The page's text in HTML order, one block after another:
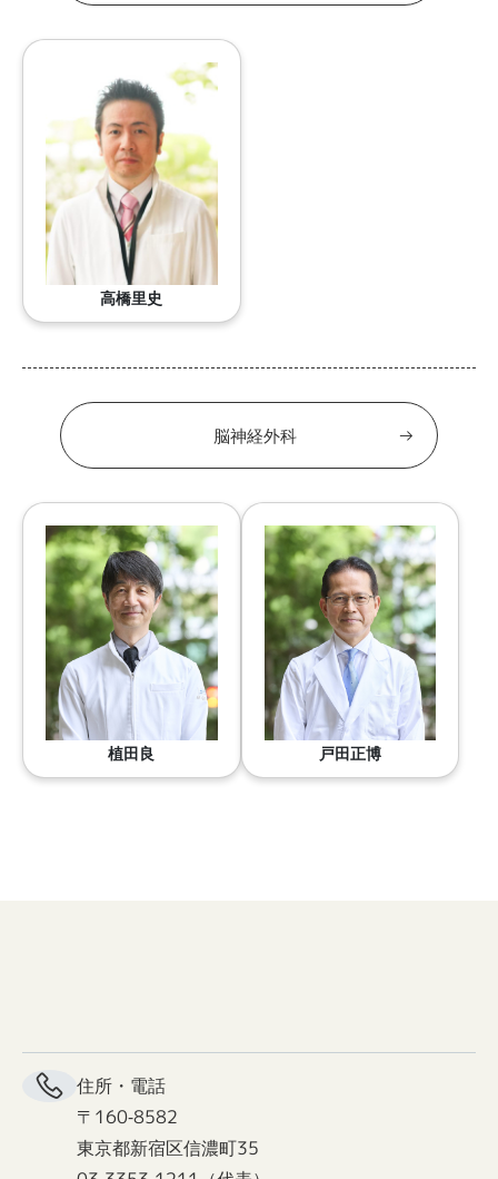
高橋里史
脳神経外科
植田良 戸田正博
住所・電話
〒160-8582
東京都新宿区信濃町35